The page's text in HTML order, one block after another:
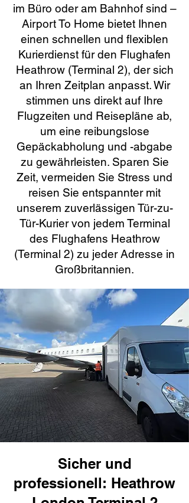
im Büro oder am Bahnhof sind –
Airport To Home bietet Ihnen
einen schnellen und flexiblen
Kurierdienst für den Flughafen
Heathrow (Terminal 2), der sich
an Ihren Zeitplan anpasst. Wir
stimmen uns direkt auf Ihre
Flugzeiten und Reisepläne ab,
um eine reibungslose
Gepäckabholung und -abgabe
zu gewährleisten. Sparen Sie
Zeit, vermeiden Sie Stress und
reisen Sie entspannter mit
unserem zuverlässigen Tür-zu-
Tür-Kurier von jedem Terminal
des Flughafens Heathrow
(Terminal 2) zu jeder Adresse in
Großbritannien.
Sicher und
professionell: Heathrow